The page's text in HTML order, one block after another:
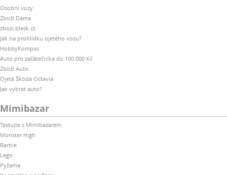
Osobní vozy
Zboží Dáma
zbozi.blesk.cz
Jak na prohlídku ojetého vozu?
HobbyKompas
Auto pro začátečníka do 100 000 Kč
Zboží Auto
Ojetá Škoda Octavia
Jak vybrat auto?
Mimibazar
Testujte s Mimibazarem
Monster High
Barbie
Lego
Pyžama